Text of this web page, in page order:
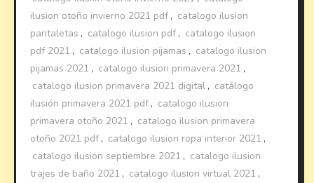
ilusion otoño invierno 2021 pdf , catalogo ilusion
pantaletas , catalogo ilusion pdf , catalogo ilusion
pdf 2021 , catalogo ilusion pijamas , catalogo ilusion
pijamas 2021 , catalogo ilusion primavera 2021 ,
catalogo ilusion primavera 2021 digital , catálogo
ilusión primavera 2021 pdf , catalogo ilusion
primavera otoño 2021 , catalogo ilusion primavera
otoño 2021 pdf , catalogo ilusion ropa interior 2021 ,
catalogo ilusion septiembre 2021 , catalogo ilusion
trajes de baño 2021 , catalogo ilusion virtual 2021 ,